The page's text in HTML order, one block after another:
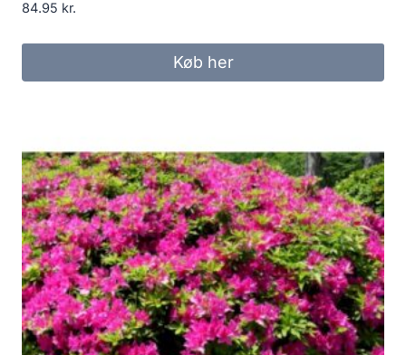
84.95 kr.
Køb her